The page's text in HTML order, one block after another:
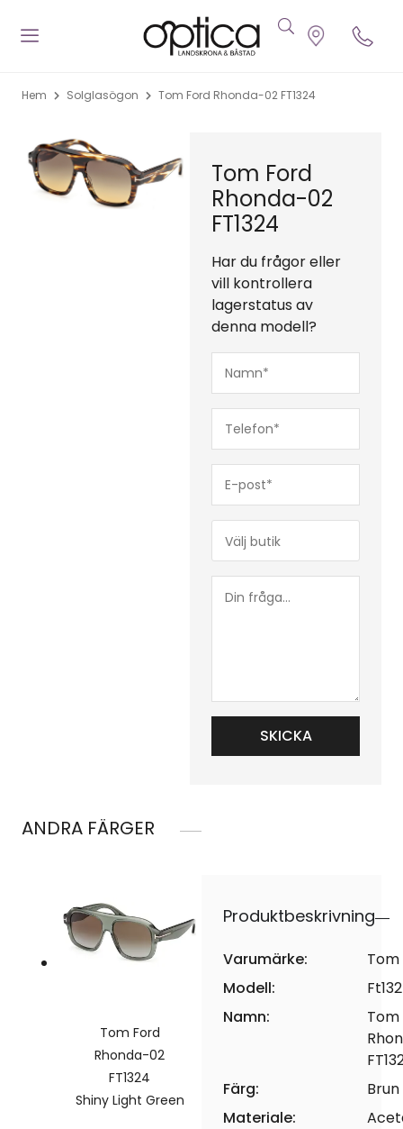
Hem Solglasögon Tom Ford Rhonda-02 FT1324
Tom Ford
Rhonda-02
FT1324
Har du frågor eller
vill kontrollera
lagerstatus av
denna modell?
post*
(Obligatoriskt)
(Obligatoriskt)
fråga...
ANDRA FÄRGER
Tom Ford
Rhonda-02
FT1324
Shiny Light Green
Produktbeskrivning
Varumärke:
Modell:
Namn:
Färg:
Brun
Materiale: